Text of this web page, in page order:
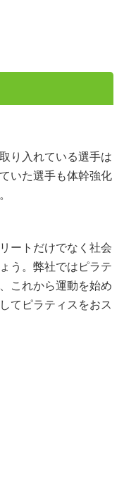
り入れている選手は
いた選手も体幹強化
ートだけでなく社会
う。弊社ではピラテ
これから運動を始め
てピラティスをおス